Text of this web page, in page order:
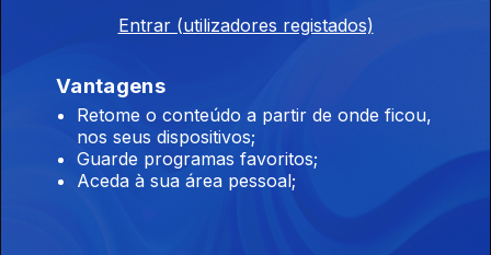
06 dez. 2025
Entrar (utilizadores registados)
Vantagens
Retome o conteúdo a partir de onde ficou,
nos seus dispositivos;
Guarde programas favoritos;
Aceda à sua área pessoal;